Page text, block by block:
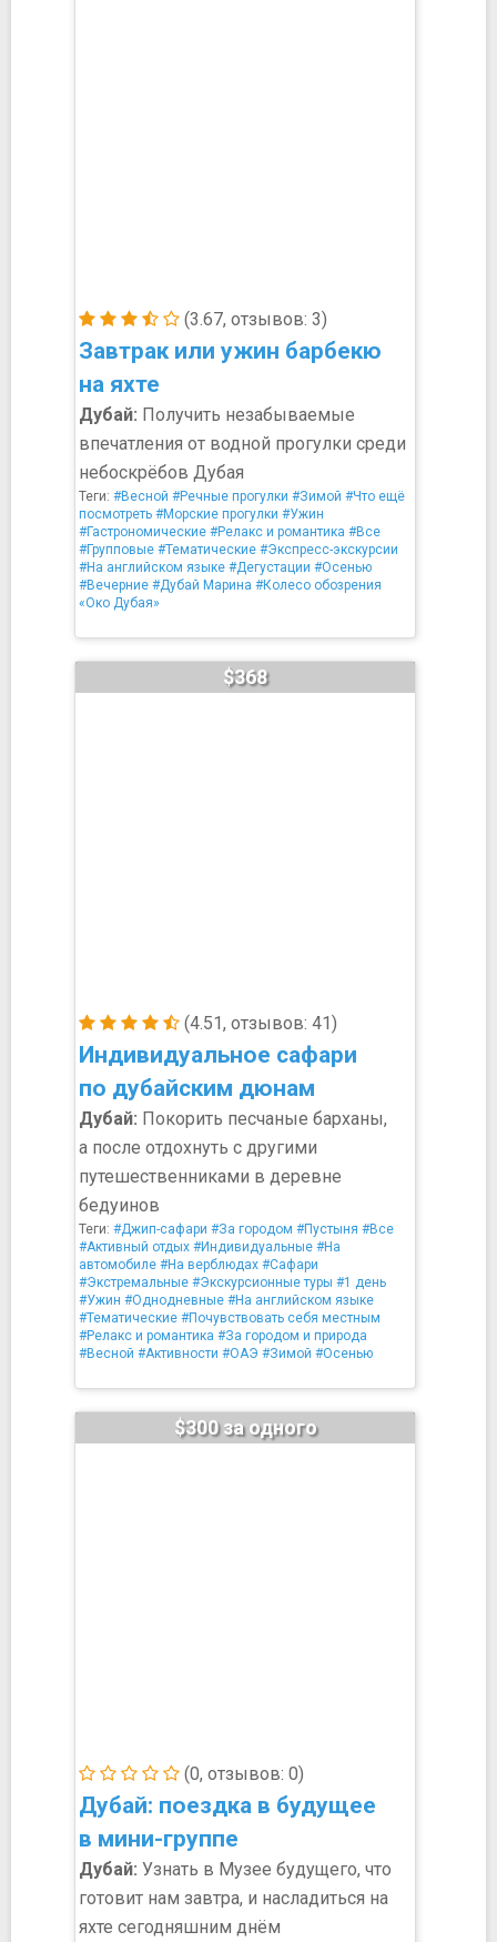
(3.67, отзывов: 3)
Завтрак или ужин барбекю
на яхте
Дубай: Получить незабываемые
впечатления от водной прогулки среди
небоскрёбов Дубая
Теги: #Весной #Речные прогулки #Зимой #Что ещё
посмотреть #Морские прогулки #Ужин
#Гастрономические #Релакс и романтика #Все
#Групповые #Тематические #Экспресс-экскурсии
#На английском языке #Дегустации #Осенью
#Вечерние #Дубай Марина #Колесо обозрения
«Око Дубая»
(4.51, отзывов: 41)
Индивидуальное сафари
по дубайским дюнам
$368
Дубай: Покорить песчаные барханы,
а после отдохнуть с другими
путешественниками в деревне
бедуинов
Теги: #Джип-сафари #За городом #Пустыня #Все
#Активный отдых #Индивидуальные #На
автомобиле #На верблюдах #Сафари
#Экстремальные #Экскурсионные туры #1 день
#Ужин #Однодневные #На английском языке
#Тематические #Почувствовать себя местным
#Релакс и романтика #За городом и природа
#Весной #Активности #ОАЭ #Зимой #Осенью
(0, отзывов: 0)
Дубай: поездка в будущее
в мини-группе
$300 за одного
Дубай: Узнать в Музее будущего, что
готовит нам завтра, и насладиться на
яхте сегодняшним днём